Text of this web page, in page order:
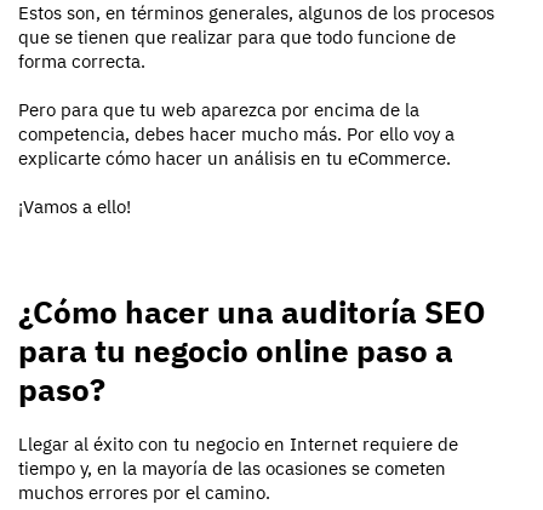
Estos son, en términos generales, algunos de los procesos
que se tienen que realizar para que todo funcione de
forma correcta.
Pero para que tu web aparezca por encima de la
competencia, debes hacer mucho más. Por ello voy a
explicarte cómo hacer un análisis en tu eCommerce.
¡Vamos a ello!
¿Cómo hacer una auditoría SEO
para tu negocio online paso a
paso?
Llegar al éxito con tu negocio en Internet requiere de
tiempo y, en la mayoría de las ocasiones se cometen
muchos errores por el camino.